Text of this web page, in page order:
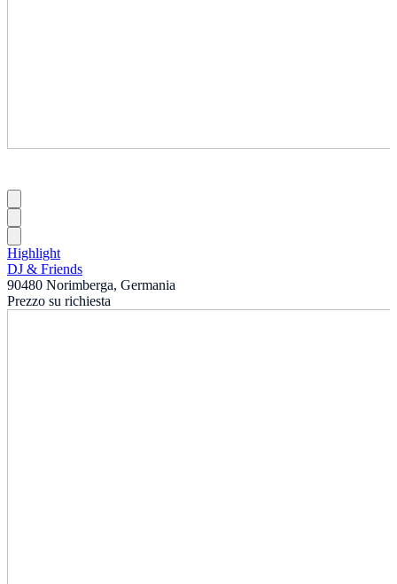
Highlight
DJ & Friends
90480 Norimberga, Germania
Prezzo su richiesta